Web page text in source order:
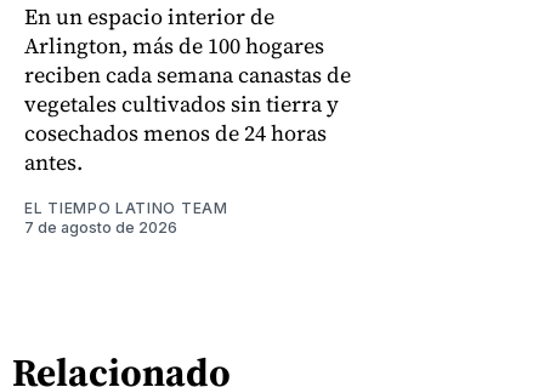
En un espacio interior de
Arlington, más de 100 hogares
reciben cada semana canastas de
vegetales cultivados sin tierra y
cosechados menos de 24 horas
antes.
EL TIEMPO LATINO TEAM
7 de agosto de 2026
Relacionado